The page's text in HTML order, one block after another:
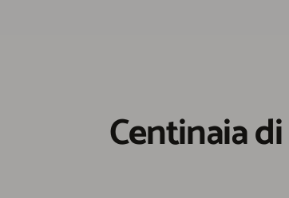
Centinaia